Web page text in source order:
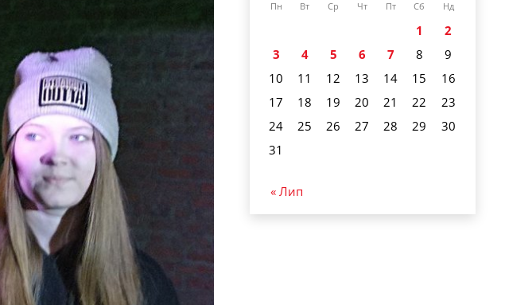
Пн Вт Ср Чт Пт Сб Нд
1
2
3
4 5 6 7 8
9
10
11 12 13 14 15
16
17
18 19 20 21 22
23
24
25 26 27 28 29
30
31
« Лип